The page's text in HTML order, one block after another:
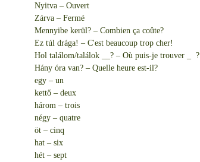
Nyitva – Ouvert
Zárva – Fermé
Mennyibe kerül? – Combien ça coûte?
Ez túl drága! – C'est beaucoup trop cher!
Hol találom/találok __? – Où puis-je trouver _ ?
Hány óra van? – Quelle heure est-il?
egy – un
kettő – deux
három – trois
négy – quatre
öt – cinq
hat – six
hét – sept